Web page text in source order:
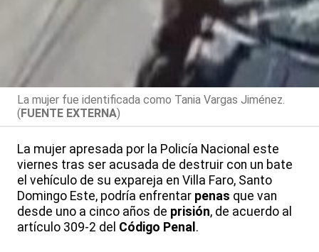
La mujer fue identificada como Tania Vargas Jiménez.
( FUENTE EXTERNA)
La mujer apresada por la Policía Nacional este
viernes tras ser acusada de destruir con un bate
el vehículo de su expareja en Villa Faro, Santo
Domingo Este, podría enfrentar penas que van
desde uno a cinco años de prisión, de acuerdo al
artículo 309-2 del Código Penal .